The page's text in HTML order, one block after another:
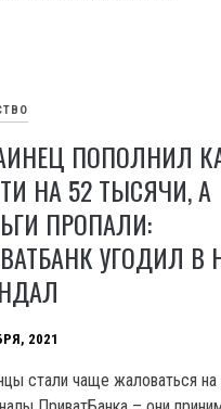
ПОПОЛНИЛ
НА 52 ТЫСЯЧИ, А
ПРОПАЛИ:
УГОДИЛ В
2021
стали чаще жаловаться на